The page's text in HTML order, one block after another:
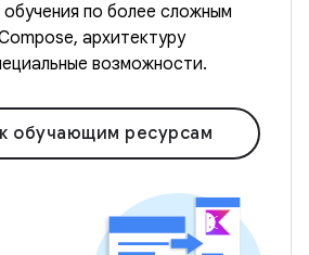
по более сложным
архитектуру
возможности.
обучающим ресурсам